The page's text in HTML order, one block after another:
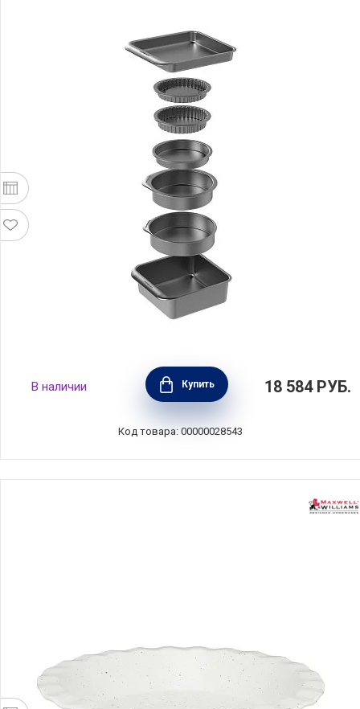
Набор для выпечки и запекания с
антипригарным покрытием, 7 предметов,
цвет черный, сталь, Kitchen Craft,
В наличии Купить 18 584 РУБ.
Код товара: 00000028543